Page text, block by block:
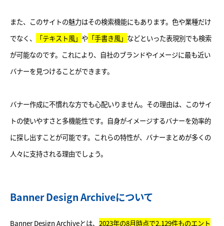
また、このサイトの魅力はその検索機能にもあります。色や業種だけ
でなく、
「テキスト風」 や 「手書き風」 などといった表現別でも検索
が可能なのです。これにより、自社のブランドやイメージに最も近い
バナーを見つけることができます。
バナー作成に不慣れな方でも心配いりません。その理由は、このサイ
トの使いやすさと多機能性です。自身がイメージするバナーを効率的
に探し出すことが可能です。これらの特性が、バナーまとめが多くの
人々に支持される理由でしょう。
Banner Design Archiveについて
Banner Design Archiveとは、 2023年の8月時点で2,129件ものエント